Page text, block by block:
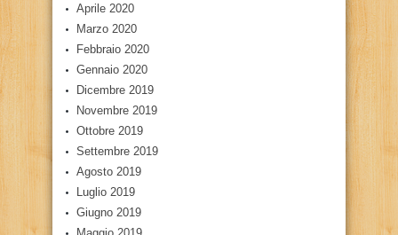
Aprile 2020
Marzo 2020
Febbraio 2020
Gennaio 2020
Dicembre 2019
Novembre 2019
Ottobre 2019
Settembre 2019
Agosto 2019
Luglio 2019
Giugno 2019